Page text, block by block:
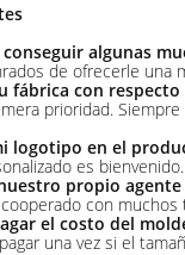
algunas
de ofrecerle
fábrica con
prioridad.
logotipo en el
es
propio
cooperado con
el costo del
una vez si el